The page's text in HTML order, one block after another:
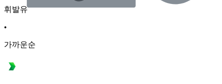
휘발유
•
가까운순